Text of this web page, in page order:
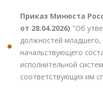
Приказ Минюста
от 28.04.2026) "Об
должностей младшего,
начальствующего
исполнительной
соответствующих им